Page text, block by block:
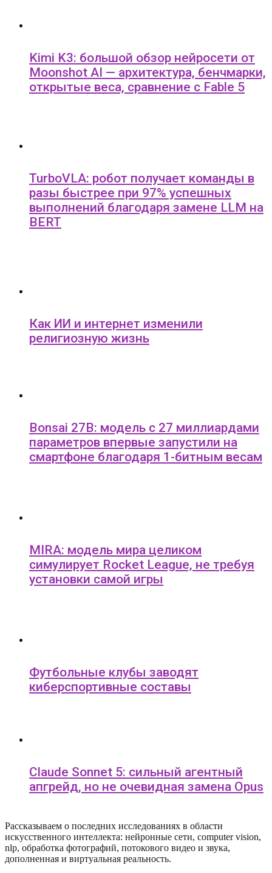
Kimi K3: большой обзор нейросети от
Moonshot AI — архитектура, бенчмарки,
открытые веса, сравнение с Fable 5
TurboVLA: робот получает команды в
разы быстрее при 97% успешных
выполнений благодаря замене LLM на
BERT
Как ИИ и интернет изменили
религиозную жизнь
Bonsai 27B: модель с 27 миллиардами
параметров впервые запустили на
смартфоне благодаря 1-битным весам
MIRA: модель мира целиком
симулирует Rocket League, не требуя
установки самой игры
Футбольные клубы заводят
киберспортивные составы
Claude Sonnet 5: сильный агентный
апгрейд, но не очевидная замена Opus
Рассказываем о последних исследованиях в области
искусcтвенного интеллекта: нейронные сети, computer vision,
nlp, обработка фотографий, потокового видео и звука,
дополненная и виртуальная реальность.